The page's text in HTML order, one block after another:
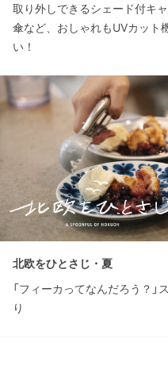
取り外しできるシェード付キ
傘など、おしゃれもUVカット
い！
北欧をひとさじ・夏
「フィーカってなんだろう？
り